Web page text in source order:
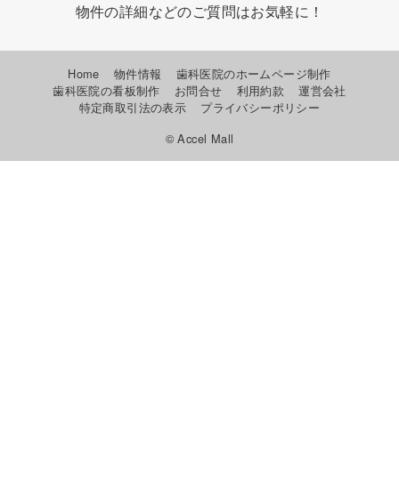
物件の詳細などのご質問はお気軽に！
Home 物件情報
歯科医院のホームページ制作
歯科医院の看板制作
お問合せ 利用約款
運営会社
特定商取引法の表示
プライバシーポリシー
© Accel Mall